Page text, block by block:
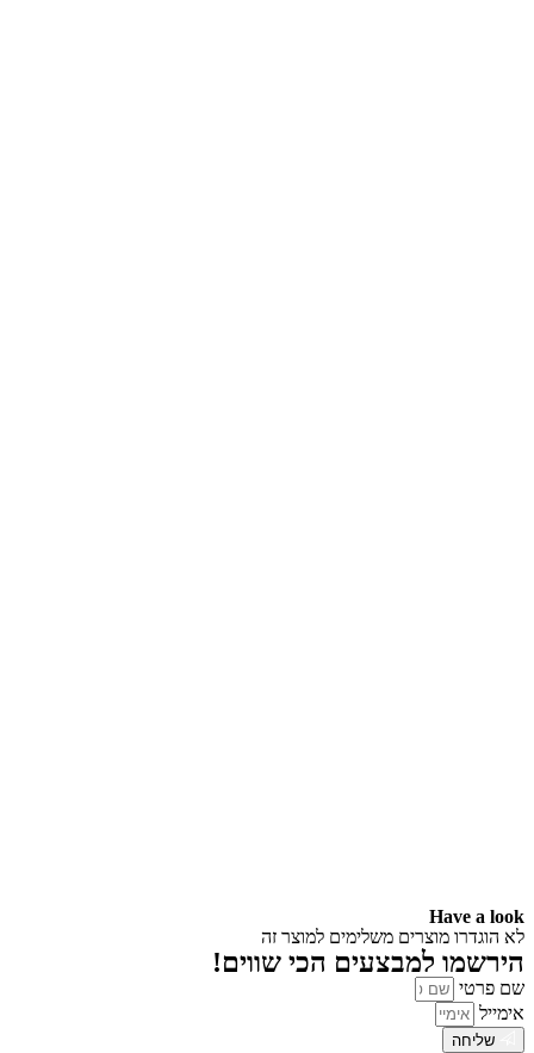
Have a look
לא הוגדרו מוצרים משלימים למוצר זה
הירשמו למבצעים הכי שווים!
שם פרטי
אימייל
שליחה